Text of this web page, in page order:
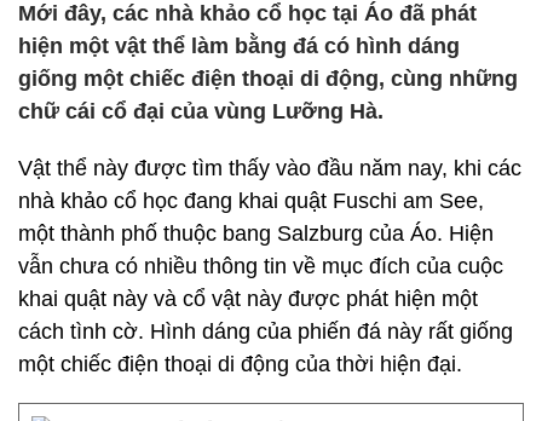
Mới đây, các nhà khảo cổ học tại Áo đã phát
hiện một vật thể làm bằng đá có hình dáng
giống một chiếc điện thoại di động, cùng những
chữ cái cổ đại của vùng Lưỡng Hà.
Vật thể này được tìm thấy vào đầu năm nay, khi các
nhà khảo cổ học đang khai quật Fuschi am See,
một thành phố thuộc bang Salzburg của Áo. Hiện
vẫn chưa có nhiều thông tin về mục đích của cuộc
khai quật này và cổ vật này được phát hiện một
cách tình cờ. Hình dáng của phiến đá này rất giống
một chiếc điện thoại di động của thời hiện đại.